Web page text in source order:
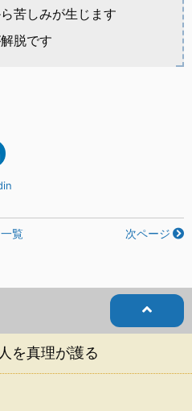
苦しみが生じます
脱です
一覧 次ページ
を真理が護る